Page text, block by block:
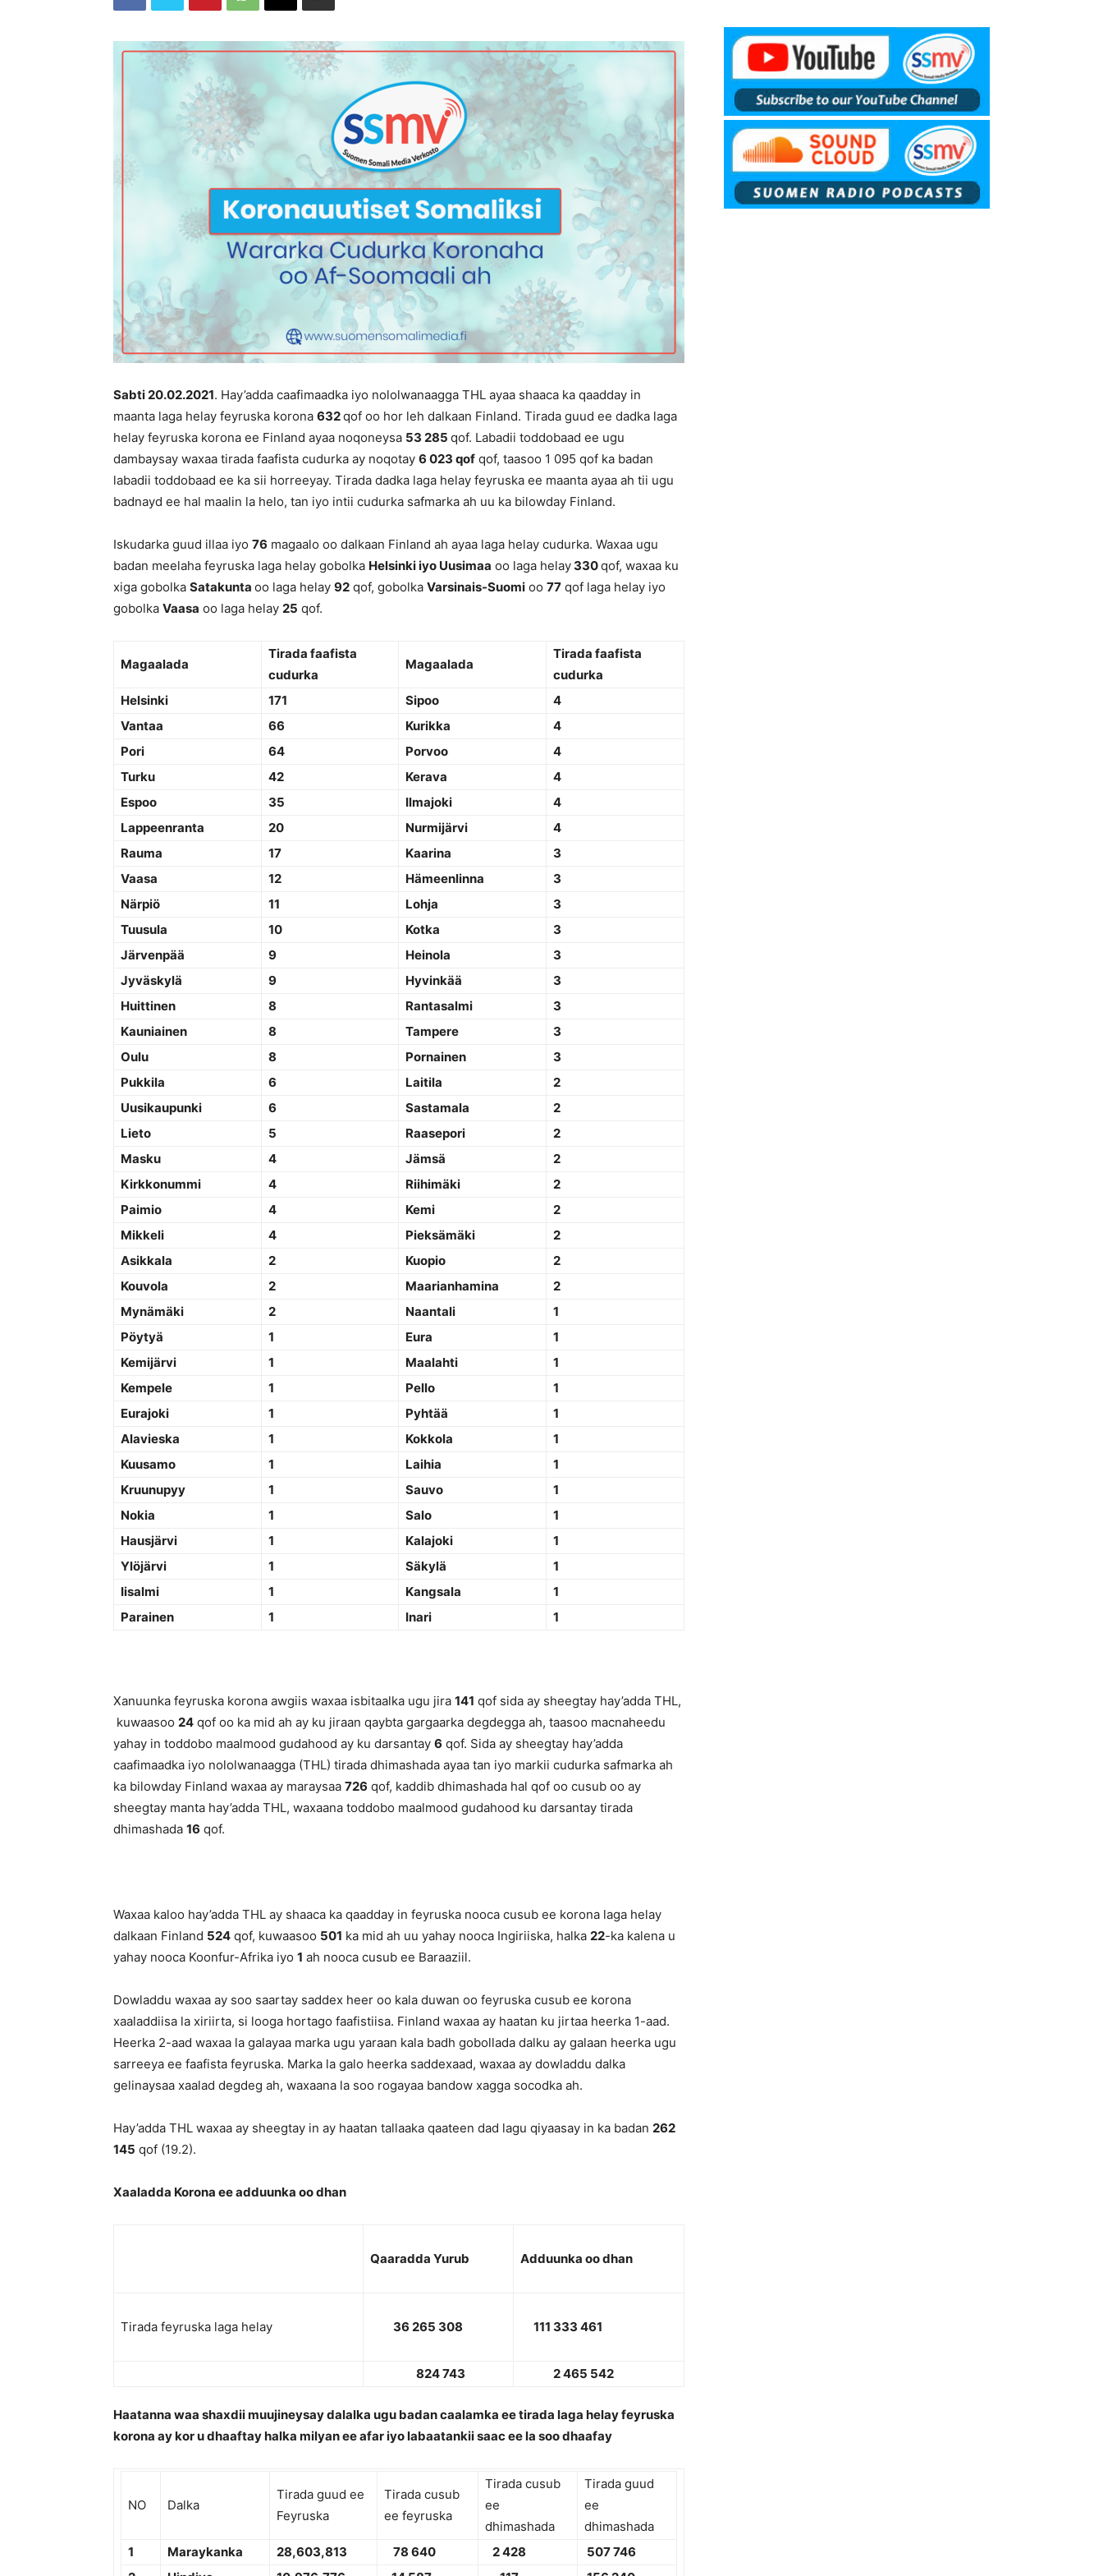
Verkosto
Sabti 20.02.2021. Hay’adda caafimaadka iyo nololwanaagga THL ayaa shaaca ka qaadday in
maanta laga helay feyruska korona 632qof oo hor leh dalkaan Finland. Tirada guud ee dadka laga
helay feyruska korona ee Finland ayaa noqoneysa 53 285 qof. Labadii toddobaad ee ugu
dambaysay waxaa tirada faafista cudurka ay noqotay 6 023 qof qof, taasoo 1 095 qof ka badan
labadii toddobaad ee ka sii horreeyay. Tirada dadka laga helay feyruska ee maanta ayaa ah tii ugu
badnayd ee hal maalin la helo, tan iyo intii cudurka safmarka ah uu ka bilowday Finland.
Iskudarka guud illaa iyo 76 magaalo oo dalkaan Finland ah ayaa laga helay cudurka. Waxaa ugu
badan meelaha feyruska laga helay gobolka Helsinki iyo Uusimaa oo laga helay 330qof, waxaa ku
xiga gobolka Satakunta oo laga helay 92 qof, gobolka Varsinais-Suomi oo 77 qof laga helay iyo
gobolka Vaasa oo laga helay 25 qof.
Magaalada
Tirada faafista
cudurka
Magaalada
Tirada faafista
cudurka
Helsinki
171 Sipoo
4
Vantaa
66 Kurikka
4
Pori
64 Porvoo
4
Turku
42 Kerava
4
Espoo
35 Ilmajoki
4
Lappeenranta
20 Nurmijärvi
4
Rauma
17 Kaarina
3
Vaasa
12 Hämeenlinna
3
Närpiö
11 Lohja
3
Tuusula
10 Kotka
3
Järvenpää
9 Heinola
3
Jyväskylä
9 Hyvinkää
3
Huittinen
8 Rantasalmi
3
Kauniainen
8 Tampere
3
Oulu
8 Pornainen
3
Pukkila
6 Laitila
2
Uusikaupunki
6 Sastamala
2
Lieto
5 Raasepori
2
Masku
4 Jämsä
2
Kirkkonummi
4 Riihimäki
2
Paimio
4 Kemi
2
Mikkeli
4 Pieksämäki
2
Asikkala
2 Kuopio
2
Kouvola
2 Maarianhamina
2
Mynämäki
2 Naantali
1
Pöytyä
1 Eura
1
Kemijärvi
1 Maalahti
1
Kempele
1 Pello
1
Eurajoki
1 Pyhtää
1
Alavieska
1 Kokkola
1
Kuusamo
1 Laihia
1
Kruunupyy
1 Sauvo
1
Nokia
1 Salo
1
Hausjärvi
1 Kalajoki
1
Ylöjärvi
1 Säkylä
1
Iisalmi
1 Kangsala
1
Parainen
1 Inari 1
Xanuunka feyruska korona awgiis waxaa isbitaalka ugu jira 141 qof sida ay sheegtay hay’adda THL,
kuwaasoo 24 qof oo ka mid ah ay ku jiraan qaybta gargaarka degdegga ah, taasoo macnaheedu
yahay in toddobo maalmood gudahood ay ku darsantay 6 qof. Sida ay sheegtay hay’adda
caafimaadka iyo nololwanaagga (THL) tirada dhimashada ayaa tan iyo markii cudurka safmarka ah
ka bilowday Finland waxaa ay maraysaa 726 qof, kaddib dhimashada hal qof oo cusub oo ay
sheegtay manta hay’adda THL, waxaana toddobo maalmood gudahood ku darsantay tirada
dhimashada 16 qof.
Waxaa kaloo hay’adda THL ay shaaca ka qaadday in feyruska nooca cusub ee korona laga helay
dalkaan Finland 524 qof, kuwaasoo 501 ka mid ah uu yahay nooca Ingiriiska, halka 22-ka kalena u
yahay nooca Koonfur-Afrika iyo 1 ah nooca cusub ee Baraaziil.
Dowladdu waxaa ay soo saartay saddex heer oo kala duwan oo feyruska cusub ee korona
xaaladdiisa la xiriirta, si looga hortago faafistiisa. Finland waxaa ay haatan ku jirtaa heerka 1-aad.
Heerka 2-aad waxaa la galayaa marka ugu yaraan kala badh gobollada dalku ay galaan heerka ugu
sarreeya ee faafista feyruska. Marka la galo heerka saddexaad, waxaa ay dowladdu dalka
gelinaysaa xaalad degdeg ah, waxaana la soo rogayaa bandow xagga socodka ah.
Hay’adda THL waxaa ay sheegtay in ay haatan tallaaka qaateen dad lagu qiyaasay in ka badan 262
145 qof (19.2).
Xaaladda Korona ee adduunka oo dhan
Qaaradda Yurub Adduunka oodhan
Tirada feyruska laga helay 36 265 308 111 333 461
824 743 2 465 542
Haatanna waa shaxdii muujineysay dalalka ugu badan caalamka ee tirada laga helay feyruska
korona ay kor u dhaaftay halka milyan ee afar iyo labaatankii saac ee la soo dhaafay
NO Dalka
Tirada guud ee
Feyruska
Tirada cusub
ee feyruska
Tirada cusub
ee
dhimashada
Tirada guud
ee
dhimashada
1
Maraykanka 28,603,813 78 640 2428
507 746